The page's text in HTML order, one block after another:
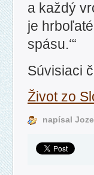
a každý
je
spásu.‘“
Súvisiaci
Život zo
napísal